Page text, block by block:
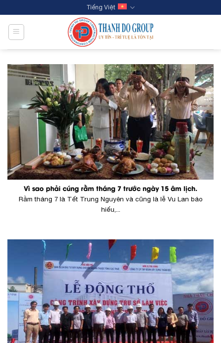
to
content
Tiếng Việt
Vì sao phải cúng rằm tháng 7 trước ngày 15 âm lịch.
Rằm tháng 7 là Tết Trung Nguyên và cũng là lễ Vu Lan báo
hiếu,...